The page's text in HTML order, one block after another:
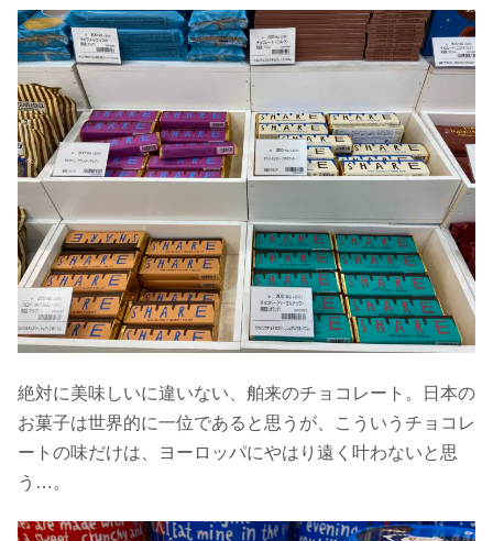
絶対に美味しいに違いない、舶来のチョコレート。日本の
お菓子は世界的に一位であると思うが、こういうチョコレ
ートの味だけは、ヨーロッパにやはり遠く叶わないと思
う…。